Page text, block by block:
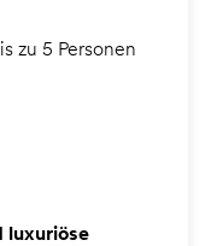
zu 5 Personen
luxuriöse